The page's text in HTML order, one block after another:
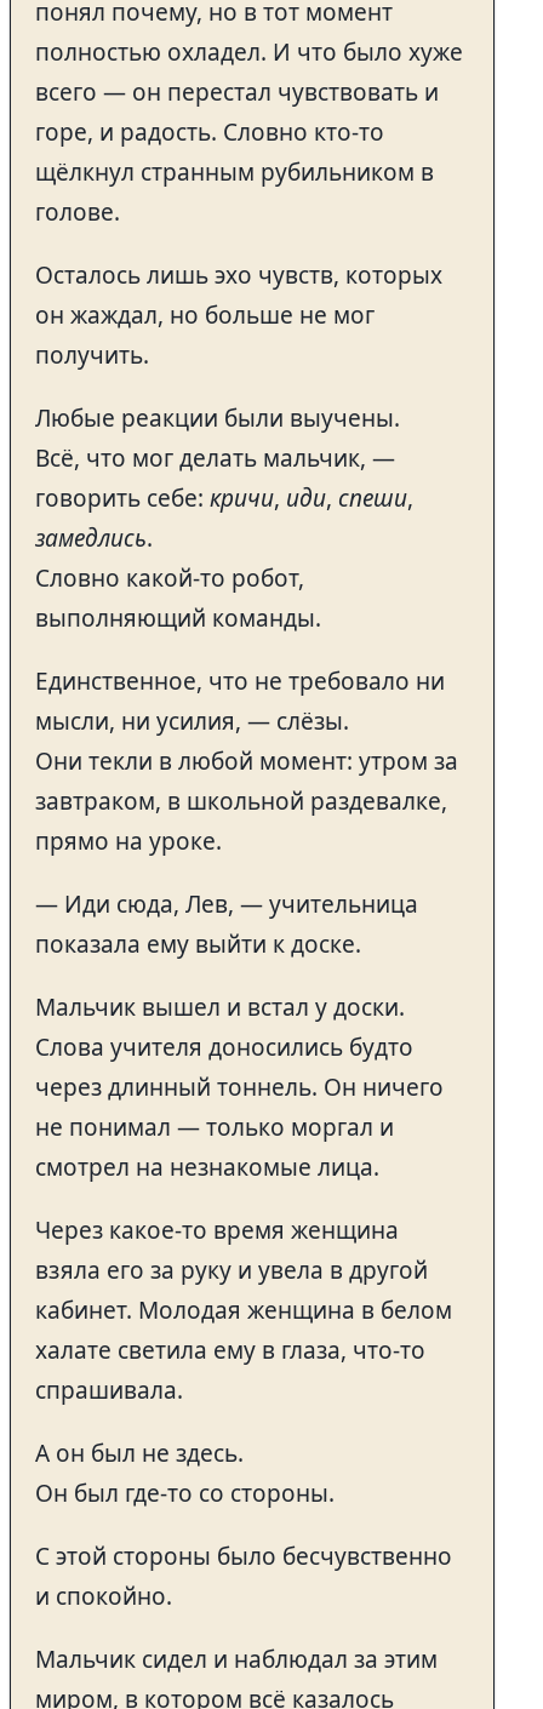
понял почему, но в тот момент
полностью охладел. И что было хуже
всего — он перестал чувствовать и
горе, и радость. Словно кто-то
щёлкнул странным рубильником в
голове.
Осталось лишь эхо чувств, которых
он жаждал, но больше не мог
получить.
Любые реакции были выучены.
Всё, что мог делать мальчик, —
говорить себе: кричи, иди, спеши,
замедлись.
Словно какой-то робот,
выполняющий команды.
Единственное, что не требовало ни
мысли, ни усилия, — слёзы.
Они текли в любой момент: утром за
завтраком, в школьной раздевалке,
прямо на уроке.
— Иди сюда, Лев, — учительница
показала ему выйти к доске.
Мальчик вышел и встал у доски.
Слова учителя доносились будто
через длинный тоннель. Он ничего
не понимал — только моргал и
смотрел на незнакомые лица.
Через какое-то время женщина
взяла его за руку и увела в другой
кабинет. Молодая женщина в белом
халате светила ему в глаза, что-то
спрашивала.
А он был не здесь.
Он был где-то со стороны.
С этой стороны было бесчувственно
и спокойно.
Мальчик сидел и наблюдал за этим
миром, в котором всё казалось